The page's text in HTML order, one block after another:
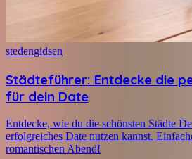
stedengidsen
Städteführer: Entdecke die
für dein Date
Entdecke, wie du die schönsten Städte
erfolgreiches Date nutzen kannst.
romantischen Abend!